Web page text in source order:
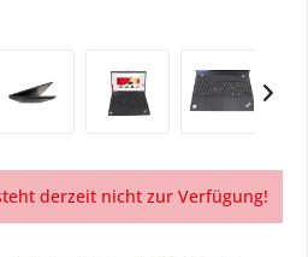
derzeit nicht zur Verfügung!